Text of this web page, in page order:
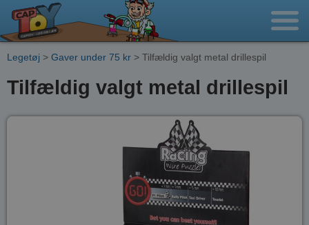
Legetøj > Gaver under 75 kr > Tilfældig valgt metal drillespil
Tilfældig valgt metal drillespil